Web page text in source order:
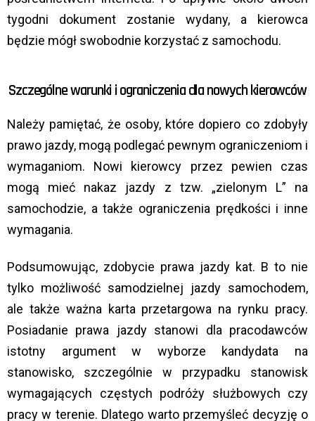
tygodni dokument zostanie wydany, a kierowca
będzie mógł swobodnie korzystać z samochodu.
Szczególne warunki i ograniczenia dla nowych kierowców
Należy pamiętać, że osoby, które dopiero co zdobyły
prawo jazdy, mogą podlegać pewnym ograniczeniom i
wymaganiom. Nowi kierowcy przez pewien czas
mogą mieć nakaz jazdy z tzw. „zielonym L” na
samochodzie, a także ograniczenia prędkości i inne
wymagania.
Podsumowując, zdobycie prawa jazdy kat. B to nie
tylko możliwość samodzielnej jazdy samochodem,
ale także ważna karta przetargowa na rynku pracy.
Posiadanie prawa jazdy stanowi dla pracodawców
istotny argument w wyborze kandydata na
stanowisko, szczególnie w przypadku stanowisk
wymagających częstych podróży służbowych czy
pracy w terenie. Dlatego warto przemyśleć decyzję o